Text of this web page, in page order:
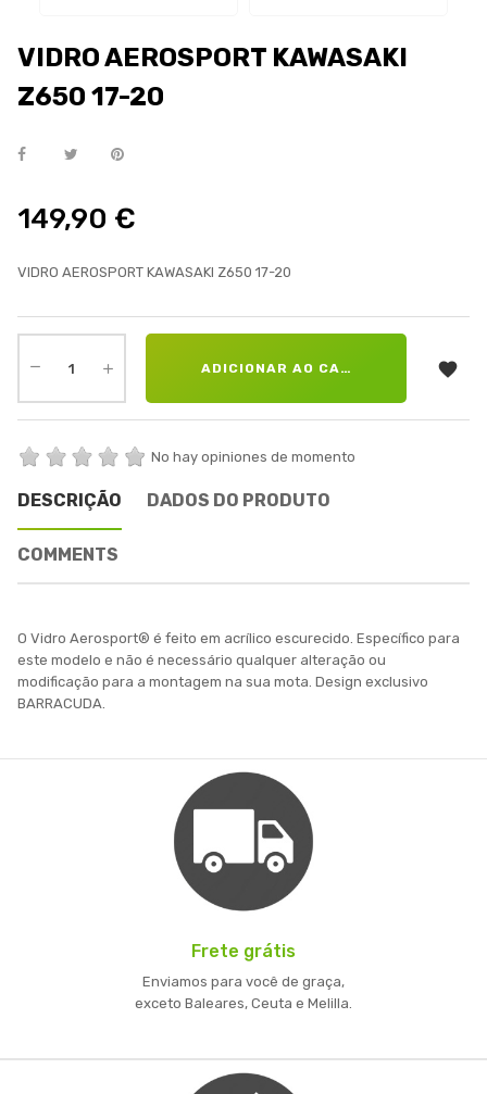
VIDRO AEROSPORT KAWASAKI
Z650 17-20
149,90 €
VIDRO AEROSPORT KAWASAKI Z650 17-20
ADICIONAR AO CARRINHO 
No hay opiniones de momento
DESCRIÇÃO DADOS DO PRODUTO
COMMENTS
O Vidro Aerosport® é feito em acrílico escurecido. Específico para
este modelo e não é necessário qualquer alteração ou
modificação para a montagem na sua mota. Design exclusivo
BARRACUDA.
Frete grátis
Enviamos para você de graça,
exceto Baleares, Ceuta e Melilla.